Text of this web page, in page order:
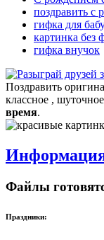
поздравить с
гифка для
картинка без
гифка внучок
Поздравить
классное ,
время.
Информация
Файлы
Праздники: